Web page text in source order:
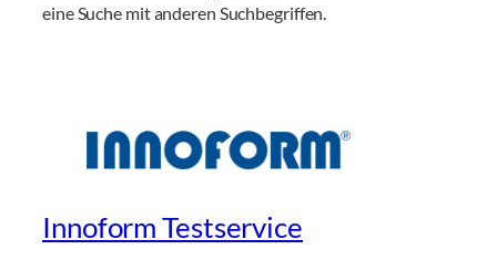
eine Suche mit anderen Suchbegriffen.
Innoform Testservice